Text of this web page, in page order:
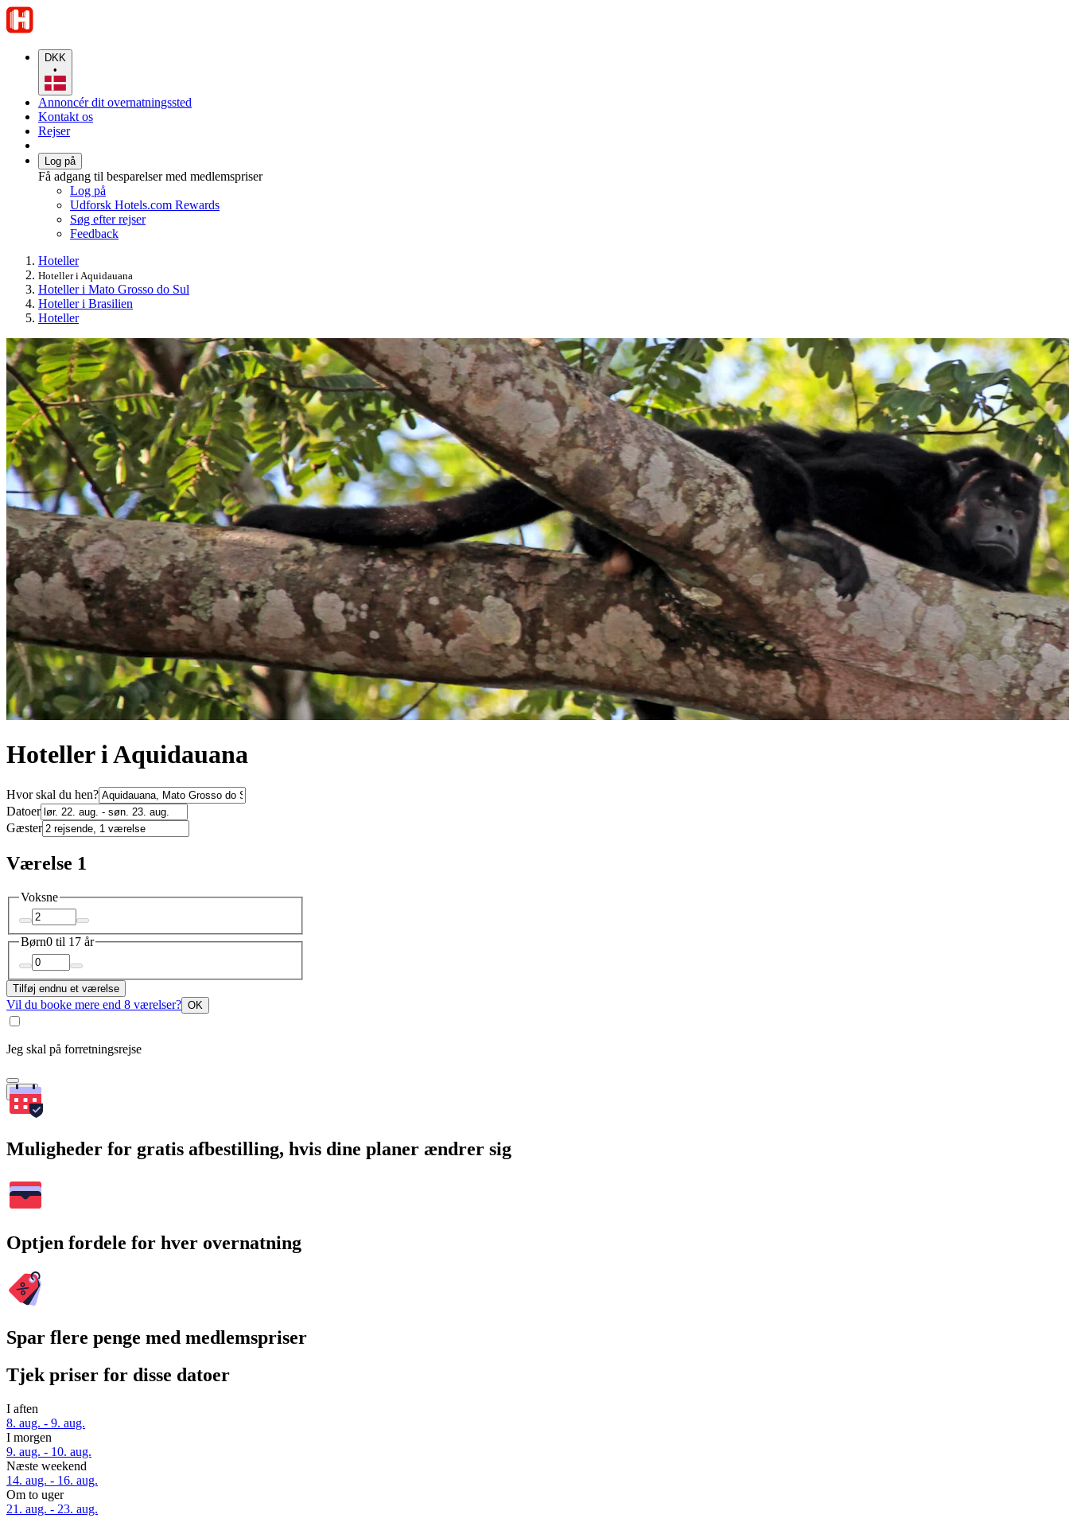
DKK
•
Annoncér dit overnatningssted
Kontakt os
Rejser
Log på
Få adgang til besparelser med medlemspriser
Log på
Udforsk Hotels.com Rewards
Søg efter rejser
Feedback
Hoteller
Hoteller i Aquidauana
Hoteller i Mato Grosso do Sul
Hoteller i Brasilien
Hoteller
Hoteller i Aquidauana
Hvor skal du hen?
Datoer
Gæster
Værelse 1
Voksne
Børn0 til 17 år
Tilføj endnu et værelse
Vil du booke mere end 8 værelser? OK
Jeg skal på forretningsrejse
Søg
Muligheder for gratis afbestilling, hvis dine planer ændrer sig
Optjen fordele for hver overnatning
Spar flere penge med medlemspriser
Tjek priser for disse datoer
I aften
8. aug. - 9. aug.
I morgen
9. aug. - 10. aug.
Næste weekend
14. aug. - 16. aug.
Om to uger
21. aug. - 23. aug.